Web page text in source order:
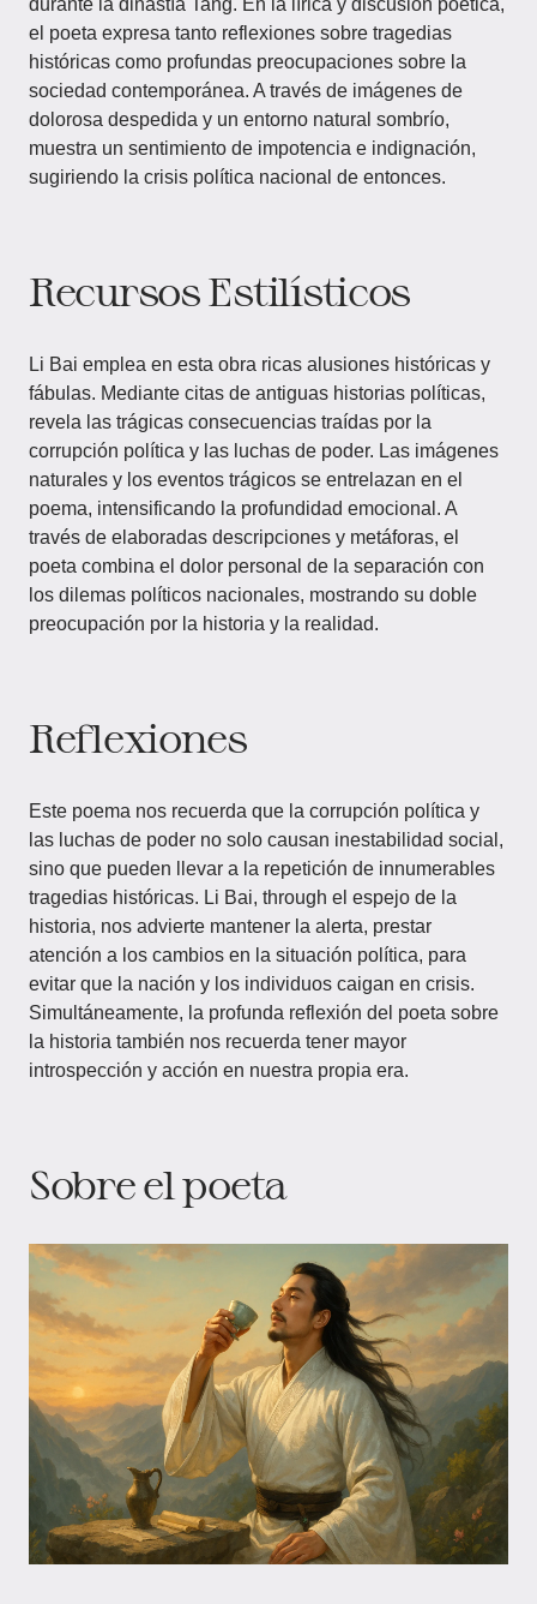
durante la dinastía Tang. En la lírica y discusión poética,
el poeta expresa tanto reflexiones sobre tragedias
históricas como profundas preocupaciones sobre la
sociedad contemporánea. A través de imágenes de
dolorosa despedida y un entorno natural sombrío,
muestra un sentimiento de impotencia e indignación,
sugiriendo la crisis política nacional de entonces.
Recursos Estilísticos
Li Bai emplea en esta obra ricas alusiones históricas y
fábulas. Mediante citas de antiguas historias políticas,
revela las trágicas consecuencias traídas por la
corrupción política y las luchas de poder. Las imágenes
naturales y los eventos trágicos se entrelazan en el
poema, intensificando la profundidad emocional. A
través de elaboradas descripciones y metáforas, el
poeta combina el dolor personal de la separación con
los dilemas políticos nacionales, mostrando su doble
preocupación por la historia y la realidad.
Reflexiones
Este poema nos recuerda que la corrupción política y
las luchas de poder no solo causan inestabilidad social,
sino que pueden llevar a la repetición de innumerables
tragedias históricas. Li Bai, through el espejo de la
historia, nos advierte mantener la alerta, prestar
atención a los cambios en la situación política, para
evitar que la nación y los individuos caigan en crisis.
Simultáneamente, la profunda reflexión del poeta sobre
la historia también nos recuerda tener mayor
introspección y acción en nuestra propia era.
Sobre el poeta